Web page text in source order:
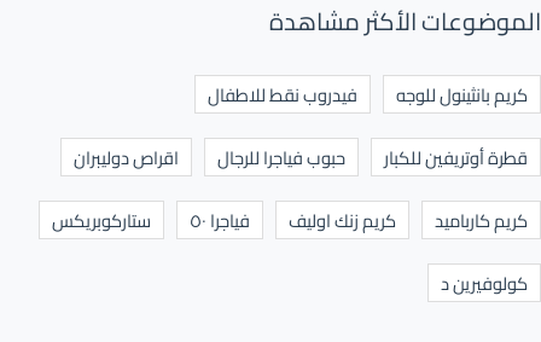
الموضوعات الأكثر مشاهدة
كريم بانثينول للوجه
فيدروب نقط للاطفال
قطرة أوتريفين للكبار
حبوب فياجرا للرجال
اقراص دوليبران
كريم كارباميد
كريم زنك اوليف فياجرا ٥٠
ستاركوبريكس
كولوفيرين د